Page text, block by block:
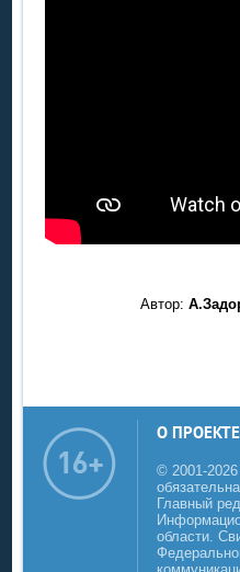
Автор:
О ПРОЕКТЕ
© 2001-
Главный
области.